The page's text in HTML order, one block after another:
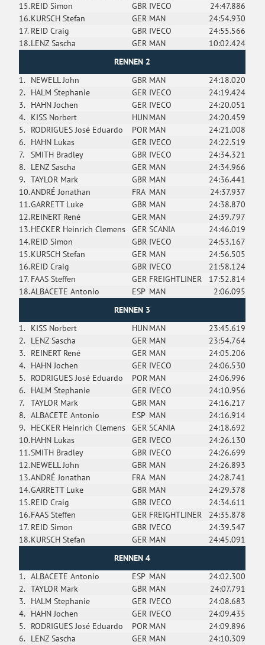
15.REID Simon GBR IVECO
24:47.886
16.KURSCH Stefan GER MAN
24:54.930
17. REID Craig GBR IVECO
24:55.566
18.LENZ Sascha GER MAN
10:02.424
RENNEN 2
1. NEWELL John GBR MAN
24:18.020
2. HALM Stephanie GER IVECO
24:19.424
3. HAHN Jochen GER IVECO
24:20.051
4. KISS Norbert HUNMAN
24:20.459
5. RODRIGUES José Eduardo POR MAN
24:21.008
6. HAHN Lukas GER IVECO
24:22.519
7.
SMITH Bradley GBR IVECO
24:34.321
8. LENZ Sascha GER MAN
24:34.966
9. TAYLOR Mark GBR MAN
24:36.441
10.ANDRÉ Jonathan FRA MAN
24:37.937
11.GARRETT Luke GBR MAN
24:38.870
12.REINERT René GER MAN
24:39.797
13.HECKER Heinrich Clemens GER SCANIA
24:46.019
14.REID Simon GBR IVECO
24:53.167
15.KURSCH Stefan GER MAN
24:56.505
16.REID Craig GBR IVECO
21:58.124
17. FAAS Steffen GER FREIGHTLINER
17:52.814
18.ALBACETE Antonio ESP MAN
2:06.095
RENNEN 3
1. KISS Norbert HUNMAN
23:45.619
2. LENZ Sascha GER MAN
23:54.764
3. REINERT René GER MAN
24:05.206
4. HAHN Jochen GER IVECO
24:06.530
5. RODRIGUES José Eduardo POR MAN
24:06.996
6. HALM Stephanie GER IVECO
24:10.956
7.
TAYLOR Mark GBR MAN
24:16.217
8. ALBACETE Antonio ESP MAN
24:16.914
9. HECKER Heinrich Clemens GER SCANIA
24:18.692
10.HAHN Lukas GER IVECO
24:26.130
11.SMITH Bradley GBR IVECO
24:26.699
12.NEWELL John GBR MAN
24:26.893
13.ANDRÉ Jonathan FRA MAN
24:28.741
14.GARRETT Luke GBR MAN
24:29.378
15.REID Craig GBR IVECO
24:34.611
16.FAAS Steffen GER FREIGHTLINER
24:35.878
17. REID Simon GBR IVECO
24:39.547
18.KURSCH Stefan GER MAN
24:45.091
RENNEN 4
1. ALBACETE Antonio ESP MAN
24:02.300
2. TAYLOR Mark GBR MAN
24:07.791
3. HALM Stephanie GER IVECO
24:08.683
4. HAHN Jochen GER IVECO
24:09.435
5. RODRIGUES José Eduardo POR MAN
24:09.896
6. LENZ Sascha GER MAN
24:10.309